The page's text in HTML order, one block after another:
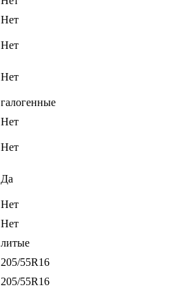
Нет
Нет
Нет
галогенные
Нет
Нет
Да
Нет
Нет
литые
205/55R16
205/55R16